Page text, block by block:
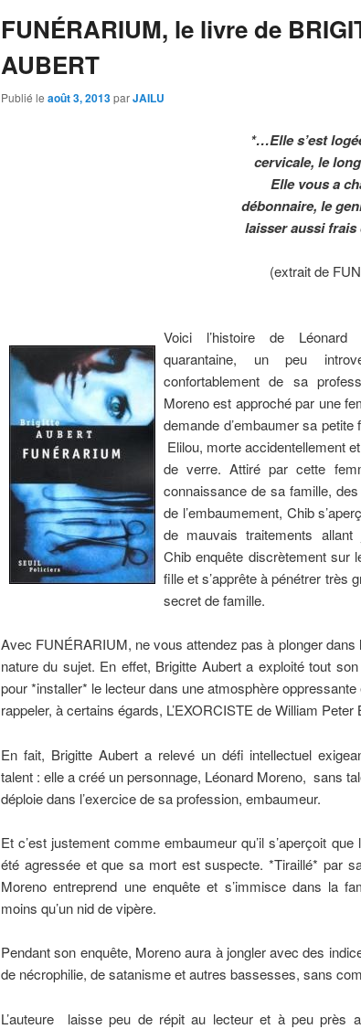
FUNÉRARIUM, le livre de
AUBERT
Publié le août 3, 2013parJAILU
*…Elle s’est
cervicale, le
Elle vous a
débonnaire, le
laisser aussi frais
(extrait de
Voici l’histoire de
quarantaine, un peu
confortablement de sa
Moreno est approché par une
demande d’embaumer sa
Elilou, morte accidentellement
de verre. Attiré par cette
connaissance de sa famille,
de l’embaumement, Chib
de mauvais traitements allant
Chib enquête discrètement sur
fille et s’apprête à pénétrer très
secret de famille.
Avec FUNÉRARIUM, ne vous attendez pas à plonger dans
nature du sujet. En effet, Brigitte Aubert a exploité tout
pour *installer* le lecteur dans une atmosphère oppressante
rappeler, à certains égards, L’EXORCISTE de William Peter
En fait, Brigitte Aubert a relevé un défi intellectuel
talent : elle a créé un personnage, Léonard Moreno, sans
déploie dans l’exercice de sa profession, embaumeur.
Et c’est justement comme embaumeur qu’il s’aperçoit que
été agressée et que sa mort est suspecte. *Tiraillé* par
Moreno entreprend une enquête et s’immisce dans la
moins qu’un nid de vipère.
Pendant son enquête, Moreno aura à jongler avec des
de nécrophilie, de satanisme et autres bassesses, sans
L’auteure laisse peu de répit au lecteur et à peu près